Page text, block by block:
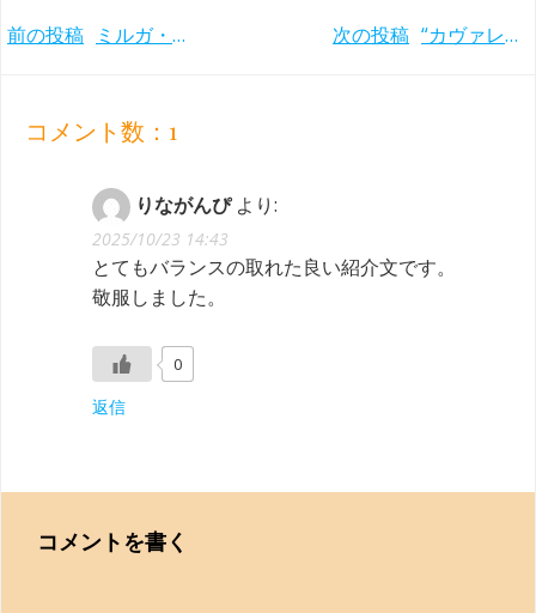
Post
前の投稿 ミルガ・グラジニーテ＝ティーラがバイエルン放送響にデビュー！
Post次の投稿 “カヴァレリア・ルスティカーナ” カラヤン/スカラ座(1965年)
コメント数：1
りながんぴ より:
2025/10/23 14:43
とてもバランスの取れた良い紹介文です。
敬服しました。
0
返信
コメントを書く